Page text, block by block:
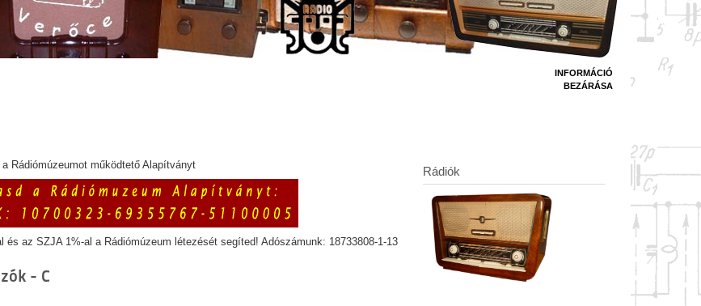
Rádiómúzeumot működtető Alapítványt
és az SZJA 1%-al a Rádiómúzeum létezését segíted! Adószámunk: 18733808-1-13
- C
INFORMÁCIÓ
BEZÁRÁSA
Rádiók